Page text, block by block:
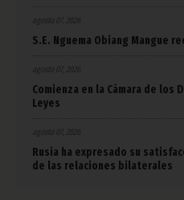
agosto 07, 2026
S.E. Nguema Obiang Mangue
agosto 07, 2026
Comienza en la Cámara de
Leyes
agosto 07, 2026
Rusia ha expresado su
de las relaciones bilaterales